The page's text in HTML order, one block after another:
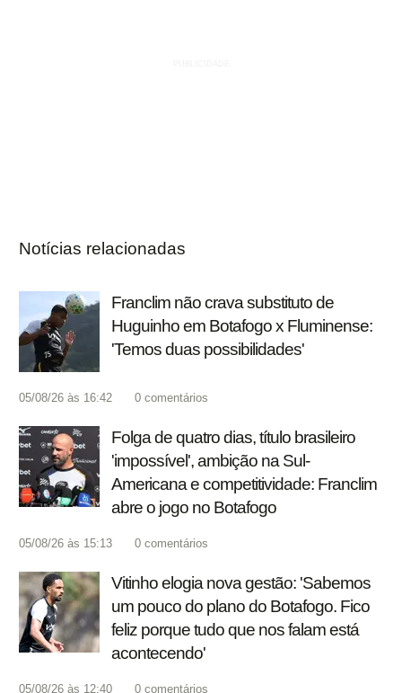
Notícias relacionadas
Franclim não crava substituto de
Huguinho em Botafogo x Fluminense:
'Temos duas possibilidades'
05/08/26 às 16:42 0 comentários
Folga de quatro dias, título brasileiro
'impossível', ambição na Sul-
Americana e competitividade: Franclim
abre o jogo no Botafogo
05/08/26 às 15:13 0 comentários
Vitinho elogia nova gestão: 'Sabemos
um pouco do plano do Botafogo. Fico
feliz porque tudo que nos falam está
acontecendo'
05/08/26 às 12:40 0 comentários